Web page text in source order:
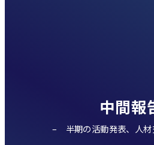
中間報
半期の活動発表、人